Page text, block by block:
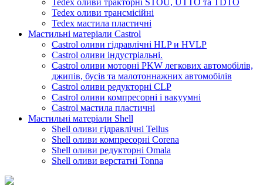
Tedex оливи тракторні STOU, UTTO та TDTO
Tedex оливи трансмісійні
Tedex мастила пластичні
Мастильні матеріали Castrol
Castrol оливи гідравлічні HLP и HVLP
Castrol оливи індустріальні.
Castrol оливи моторні PKW легкових автомобілів,
джипів, бусів та малотоннажних автомобілів
Castrol оливи редукторні CLP
Castrol оливи компресорні і вакуумні
Castrol мастила пластичні
Мастильні матеріали Shell
Shell оливи гідравлічні Tellus
Shell оливи компресорні Corena
Shell оливи редукторні Omala
Shell оливи верстатні Tonna